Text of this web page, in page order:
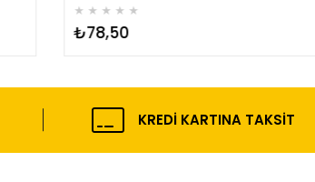
★★★★★
₺78,50
KREDI KARTINA TAKSIT